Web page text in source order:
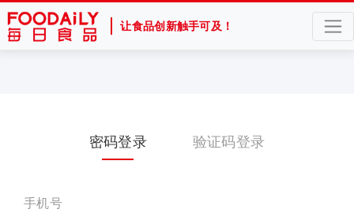
让食品创新触手可及！
密码登录 验证码登录
手机号